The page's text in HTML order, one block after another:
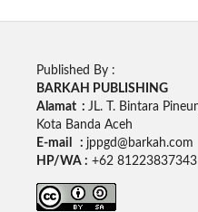
Published By :
BARKAH PUBLISHING
Alamat : JL. T. Bintara
Kota Banda Aceh
E-mail : jppgd@barkah.com
HP/WA : +62 81223837343